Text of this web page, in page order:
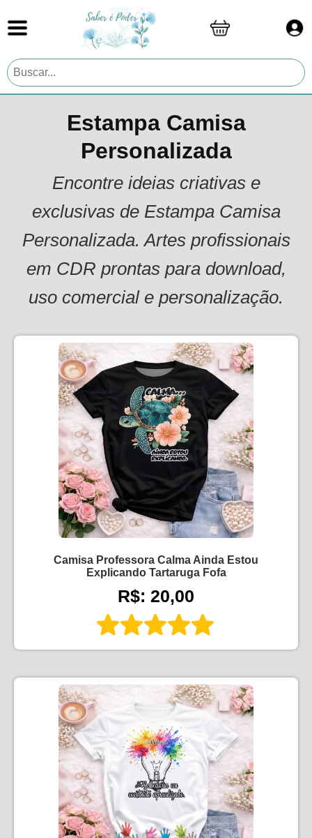
Estampa Camisa
Personalizada
Encontre ideias criativas e
exclusivas de Estampa Camisa
Personalizada. Artes profissionais
em CDR prontas para download,
uso comercial e personalização.
Camisa Professora Calma Ainda Estou
Explicando Tartaruga Fofa
R$: 20,00